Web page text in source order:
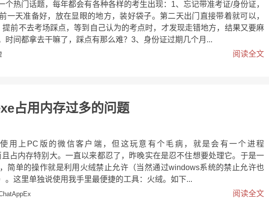
个热门话题，每年都会有各种各样的考生出现：1、忘记带准考证/身份证，
一天准备好，放在显眼的地方，装好袋子。第二天出门直接带着就可以，
前不去考场踩点，等到自己认为的考点时，才发现走错地方，结果又要麻
时间都拿去干嘛了，踩点有那么难？3、身份证过期几个月...
阅读全文
占用内存过多的问题
用上PC版的微信客户端，但这玩意有个毛病，就是会有一个进程
占内存特别大。一直以来都忍了，昨晚实在是忍不住想要处理它。于是一
简单的操作就是利用火绒禁止允许（当然通过windows系统的禁止允许也
。这里单独说使用我手里最便捷的工具：火绒。如下...
阅读全文